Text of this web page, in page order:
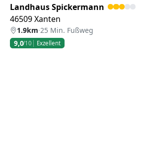
Landhaus Spickermann
46509 Xanten
1.9km·25 Min. Fußweg
9,0/10 Exzellent